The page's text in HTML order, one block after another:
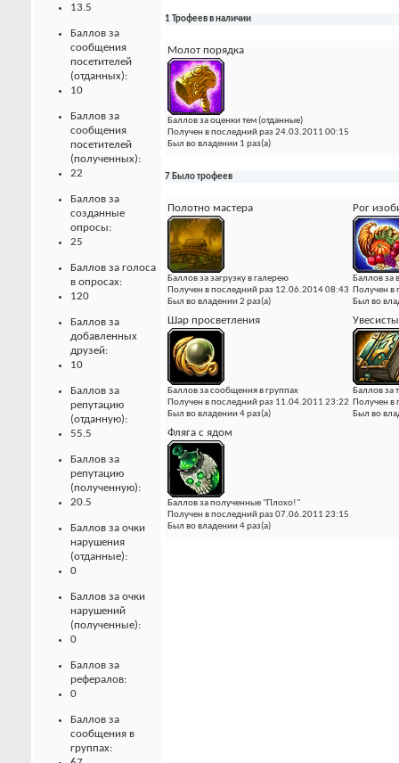
13.5
Баллов за
сообщения
посетителей
(отданных):
10
Баллов за
сообщения
посетителей
(полученных):
22
Баллов за
созданные
опросы:
25
Баллов за голоса
в опросах:
120
Баллов за
добавленных
друзей:
10
Баллов за
репутацию
(отданную):
55.5
Баллов за
репутацию
(полученную):
20.5
Баллов за очки
нарушения
(отданные):
0
Баллов за очки
нарушений
(полученные):
0
Баллов за
рефералов:
0
Баллов за
сообщения в
группах:
1 Трофеев в наличии
Молот порядка
Баллов за оценки тем (отданные)
Получен в последний раз 24.03.2011 00:15
Был во владении 1 раз(а)
7 Было трофеев
Полотно мастера
Баллов за загрузку в галерею
Получен в последний раз 12.06.2014 08:43
Был во владении 2 раз(а)
Рог
Баллов за
Получен в
Был во
Шар просветления
Баллов за сообщения в группах
Получен в последний раз 11.04.2011 23:22
Был во владении 4 раз(а)
Баллов за
Получен в
Был во
Фляга с ядом
Баллов за полученные "Плохо!"
Получен в последний раз 07.06.2011 23:15
Был во владении 4 раз(а)